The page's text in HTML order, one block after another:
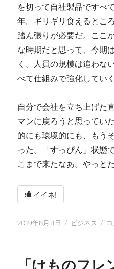
を切って自社製品ですべ
年。ギリギリ食えるとこ
踏ん張りが必要だ。ここ
な時期だと思って、今期
く。人員の規模は追わな
べて仕組みで強化していく
自分で会社を立ち上げた
マンに戻ろうと思ってい
的にも環境的にも、もう
った。「すっぴん」状態
こまで来たなあ。やっとだ
イイネ!
投
2019年8月11日
カ
ー
ビジネス
会
目